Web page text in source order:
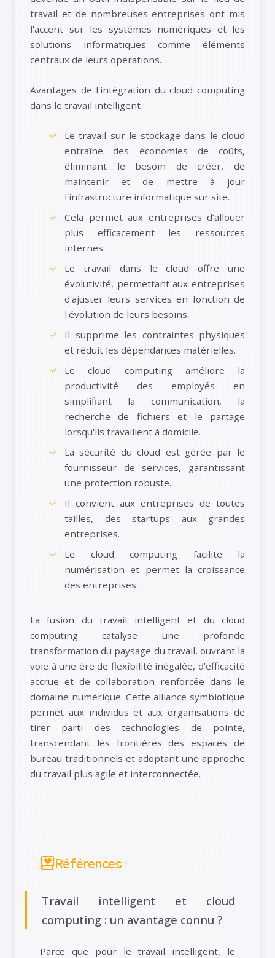
travail et de nombreuses entreprises ont mis
l'accent sur les systèmes numériques et les
solutions informatiques comme éléments
centraux de leurs opérations.
Avantages de l'intégration du cloud computing
dans le travail intelligent :
Le travail sur le stockage dans le cloud
entraîne des économies de coûts,
éliminant le besoin de créer, de
maintenir et de mettre à jour
l'infrastructure informatique sur site.
Cela permet aux entreprises d’allouer
plus efficacement les ressources
internes.
Le travail dans le cloud offre une
évolutivité, permettant aux entreprises
d'ajuster leurs services en fonction de
l'évolution de leurs besoins.
Il supprime les contraintes physiques
et réduit les dépendances matérielles.
Le cloud computing améliore la
productivité des employés en
simplifiant la communication, la
recherche de fichiers et le partage
lorsqu'ils travaillent à domicile.
La sécurité du cloud est gérée par le
fournisseur de services, garantissant
une protection robuste.
Il convient aux entreprises de toutes
tailles, des startups aux grandes
entreprises.
Le cloud computing facilite la
numérisation et permet la croissance
des entreprises.
La fusion du travail intelligent et du cloud
computing catalyse une profonde
transformation du paysage du travail, ouvrant la
voie à une ère de flexibilité inégalée, d’efficacité
accrue et de collaboration renforcée dans le
domaine numérique. Cette alliance symbiotique
permet aux individus et aux organisations de
tirer parti des technologies de pointe,
transcendant les frontières des espaces de
bureau traditionnels et adoptant une approche
du travail plus agile et interconnectée.
Références
Travail intelligent et cloud
computing : un avantage connu ?
Parce que pour le travail intelligent, le